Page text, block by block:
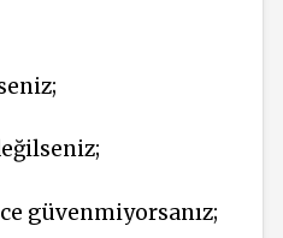
güvenmiyorsanız;